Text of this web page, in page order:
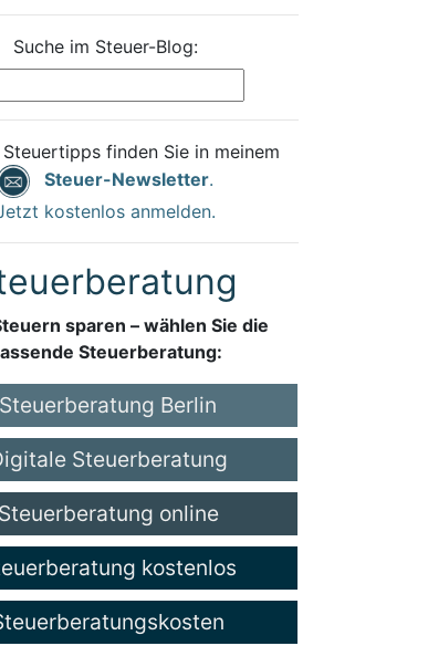
Suche im Steuer-Blog:
finden Sie in meinem
Steuer-Newsletter.
kostenlos anmelden.
sparen – wählen Sie die
Steuerberatung:
Steuerberatung Berlin
Steuerberatung
Steuerberatung online
kostenlos